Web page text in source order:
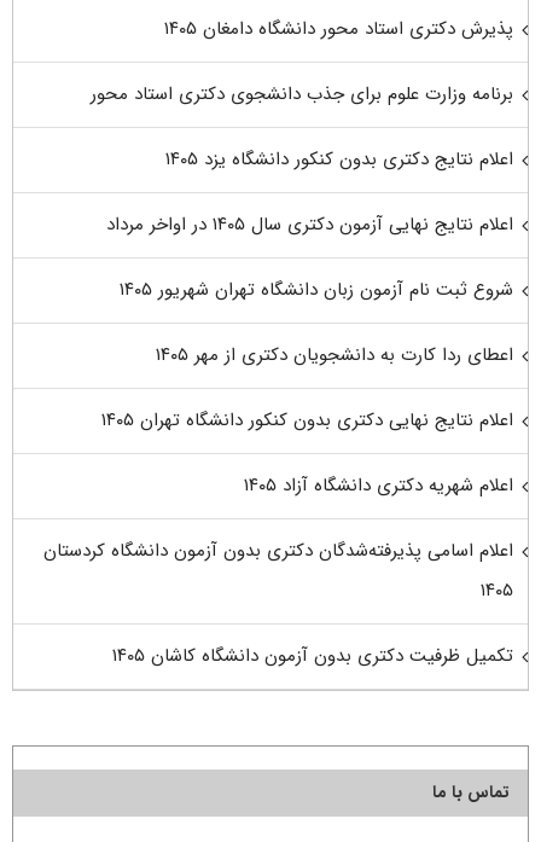
پذیرش دکتری استاد محور دانشگاه دامغان ۱۴۰۵
برنامه وزارت علوم برای جذب دانشجوی دکتری استاد محور
اعلام نتایج دکتری بدون کنکور دانشگاه یزد ۱۴۰۵
اعلام نتایج نهایی آزمون دکتری سال ۱۴۰۵ در اواخر مرداد
شروع ثبت نام آزمون زبان دانشگاه تهران شهریور ۱۴۰۵
اعطای ردا کارت به دانشجویان دکتری از مهر ۱۴۰۵
اعلام نتایج نهایی دکتری بدون کنکور دانشگاه تهران ۱۴۰۵
اعلام شهریه دکتری دانشگاه آزاد ۱۴۰۵
اعلام اسامی پذیرفته‌شدگان دکتری بدون آزمون دانشگاه کردستان
۱۴۰۵
تکمیل ظرفیت دکتری بدون آزمون دانشگاه کاشان ۱۴۰۵
تماس با ما